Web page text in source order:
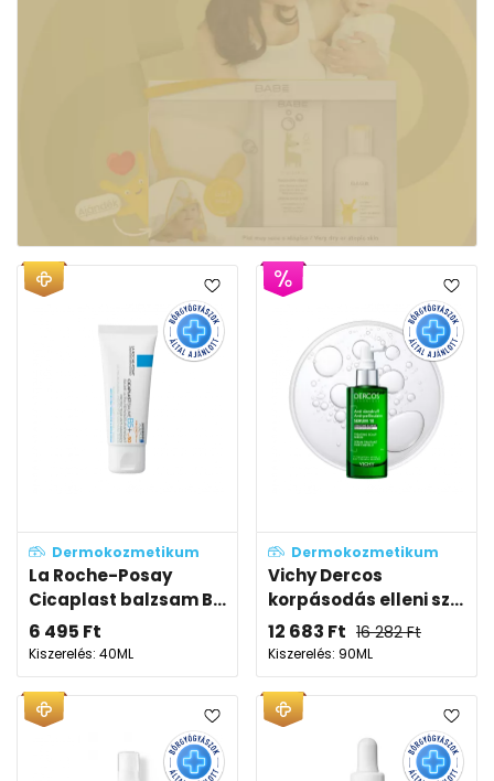
Dermokozmetikum
La Roche-Posay
Cicaplast balzsam B...
6 495 Ft
Kiszerelés: 40ML
Dermokozmetikum
Vichy Dercos
korpásodás elleni sz...
12 683 Ft 16 282Ft
Kiszerelés: 90ML